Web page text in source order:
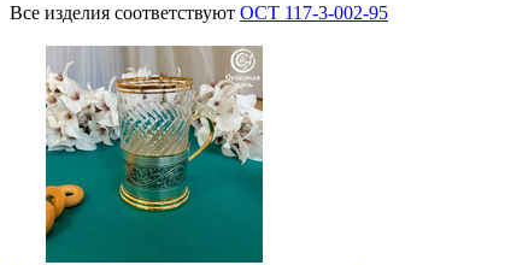
Все изделия соответствуют ОСТ 117-3-002-95